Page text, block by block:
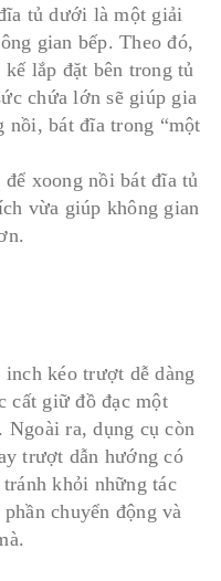
tủ dưới là một giải
gian bếp. Theo đó,
lắp đặt bên trong tủ
chứa lớn sẽ giúp gia
nồi, bát đĩa trong “một
xoong nồi bát đĩa tủ
vừa giúp không gian
kéo trượt dễ dàng
cất giữ đồ đạc một
Ngoài ra, dụng cụ còn
trượt dẫn hướng có
khỏi những tác
chuyển động và